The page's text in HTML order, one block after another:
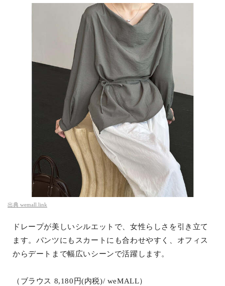
出典 wemall.link
ドレープが美しいシルエットで、女性らしさを引き立て
ます。パンツにもスカートにも合わせやすく、オフィス
からデートまで幅広いシーンで活躍します。
（ブラウス 8,180円(内税)/ weMALL）